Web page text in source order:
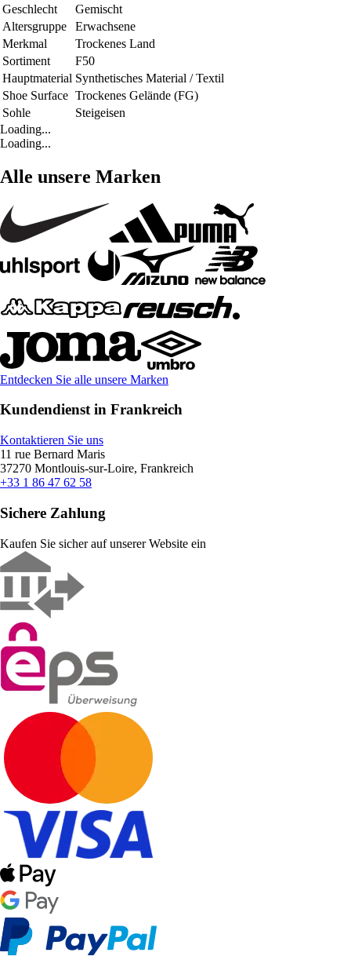
Geschlecht
Gemischt
Altersgruppe
Erwachsene
Merkmal
Trockenes Land
Sortiment
F50
Hauptmaterial Synthetisches Material / Textil
Shoe Surface Trockenes Gelände (FG)
Sohle
Steigeisen
Loading...
Loading...
Alle unsere Marken
Entdecken Sie alle unsere Marken
Kundendienst in Frankreich
Kontaktieren Sie uns
11 rue Bernard Maris
37270 Montlouis-sur-Loire, Frankreich
+33 1 86 47 62 58
Sichere Zahlung
Kaufen Sie sicher auf unserer Website ein